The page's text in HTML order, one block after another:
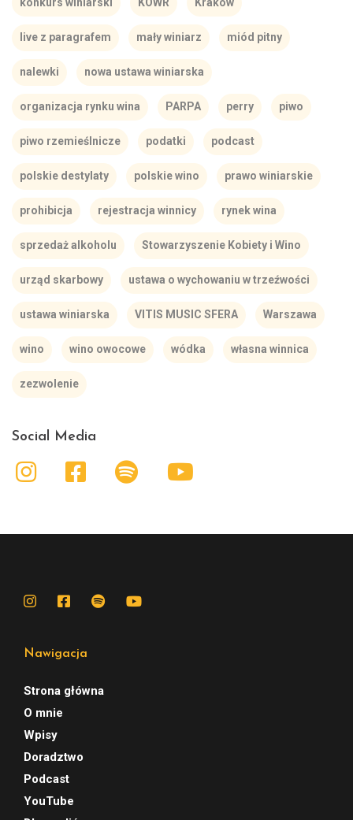
live z paragrafem mały winiarz miód pitny
nalewki nowa ustawa winiarska
organizacja rynku wina PARPA perry piwo
piwo rzemieślnicze podatki podcast
polskie destylaty polskie wino prawo winiarskie
prohibicja rejestracja winnicy rynek wina
sprzedaż alkoholu Stowarzyszenie Kobiety i Wino
urząd skarbowy ustawa o wychowaniu w trzeźwości
ustawa winiarska VITIS MUSIC SFERA Warszawa
wino wino owocowe wódka własna winnica
zezwolenie
Social Media
Nawigacja
Strona główna
O mnie
Wpisy
Doradztwo
Podcast
YouTube